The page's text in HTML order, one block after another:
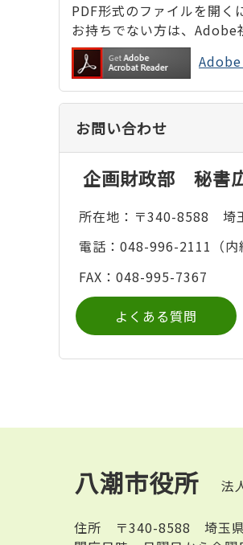
PDF形式のファイルを開
お持ちでない方は、Adobe
お問い合わせ
企画財政部 秘書
所在地：〒340-8588 埼
電話：048-996-2111（内
FAX：048-995-7367
よくある質問
八潮市役所 法
住所 〒340-8588 埼玉